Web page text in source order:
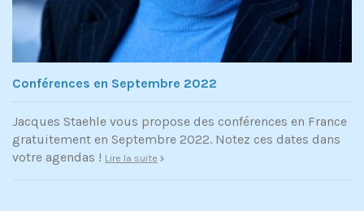
Conférences en Septembre 2022
Jacques Staehle vous propose des conférences en France
gratuitement en Septembre 2022. Notez ces dates dans
votre agendas ! Lire la suite